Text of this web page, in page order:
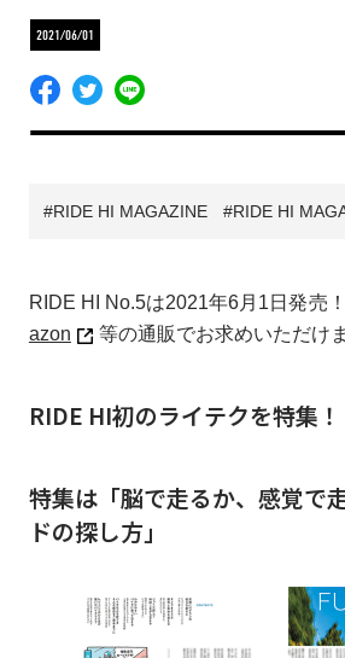
2021/06/01
RIDE HI MAGAZINE RIDE HI
RIDE HI No.5は2021年6月1日発売
azon
等の通販でお求めいただけ
RIDE HI初のライテクを特集！
特集は「脳で走るか、感覚で
ドの探し方」